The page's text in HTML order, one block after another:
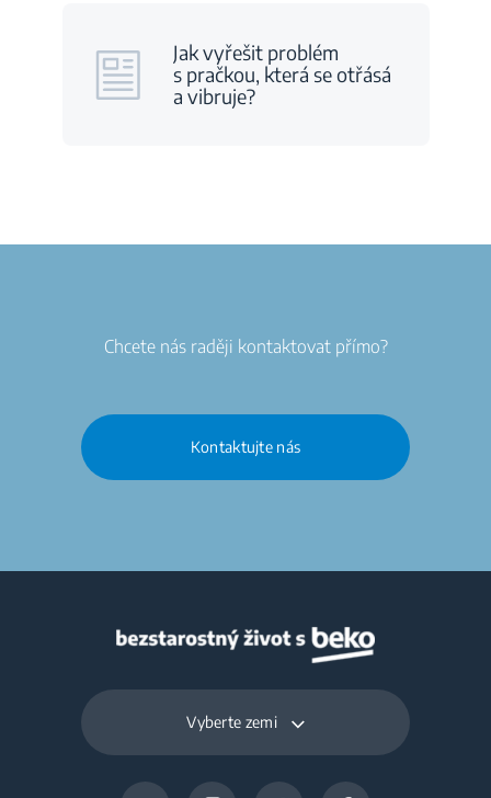
Jak vyřešit problém
s pračkou, která se otřásá
a vibruje?
Chcete nás raději kontaktovat přímo?
Kontaktujte nás
Vyberte zemi